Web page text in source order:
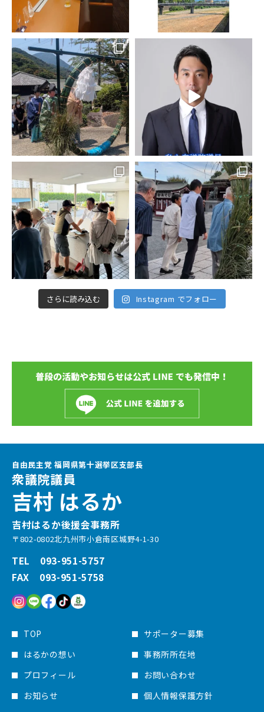
さらに読み込む Instagram でフォロー
自由民主党 福岡県第十選挙区支部長
衆議院議員
吉村 はるか
吉村はるか後援会事務所
〒802-0802北九州市小倉南区城野4-1-30
TEL 093-951-5757
FAX 093-951-5758
TOP
はるかの想い
プロフィール
お知らせ
サポーター募集
事務所所在地
お問い合わせ
個人情報保護方針